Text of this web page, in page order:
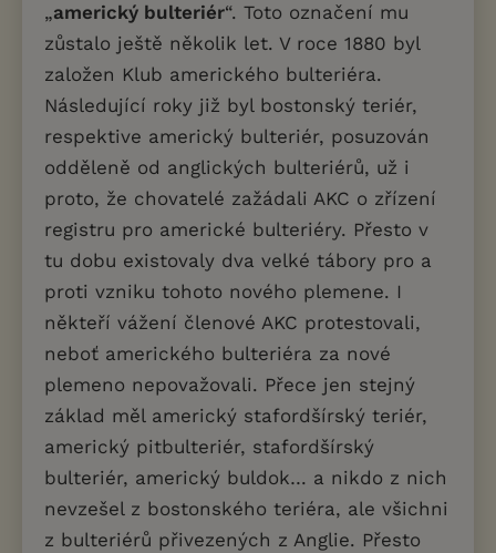
„americký bulteriér“. Toto označení mu
zůstalo ještě několik let. V roce 1880 byl
založen Klub amerického bulteriéra.
Následující roky již byl bostonský teriér,
respektive americký bulteriér, posuzován
odděleně od anglických bulteriérů, už i
proto, že chovatelé zažádali AKC o zřízení
registru pro americké bulteriéry. Přesto v
tu dobu existovaly dva velké tábory pro a
proti vzniku tohoto nového plemene. I
někteří vážení členové AKC protestovali,
neboť amerického bulteriéra za nové
plemeno nepovažovali. Přece jen stejný
základ měl americký stafordšírský teriér,
americký pitbulteriér, stafordšírský
bulteriér, americký buldok… a nikdo z nich
nevzešel z bostonského teriéra, ale všichni
z bulteriérů přivezených z Anglie. Přesto